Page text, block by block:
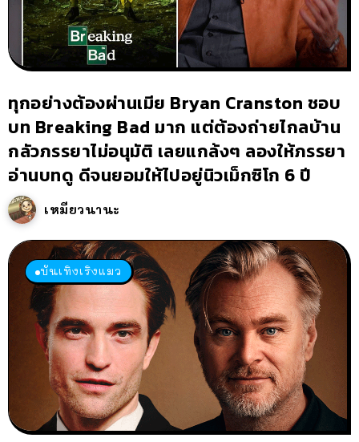
ทุกอย่างต้องผ่านเมีย Bryan Cranston ชอบ
บท Breaking Bad มาก แต่ต้องถ่ายไกลบ้าน
กลัวภรรยาไม่อนุมัติ เลยแกล้งๆ ลองให้ภรรยา
อ่านบทดู ดีจนยอมให้ไปอยู่นิวเม็กซิโก 6 ปี
เหมียวนานะ
บันเทิงเริงแมว